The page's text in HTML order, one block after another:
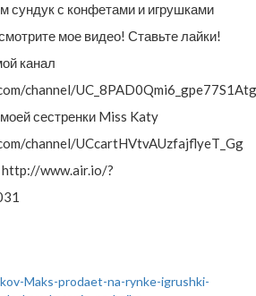
сундук с конфетами и игрушками
мое видео! Ставьте лайки!
канал
channel/
сестренки Miss Katy
channel/UCcartHVtvAUzfajflyeT_Gg
http://www.air.io/?